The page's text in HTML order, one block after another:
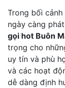
Trong bối
ngày càng
gọi hot Buôn
trọng cho
uy tín và phù
và các hoạt
dễ dàng định